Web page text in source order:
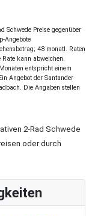
Schwede Preise gegenüber
Angebote
48 monatl. Raten
Rate kann abweichen.
entspricht einem
Angebot der Santander
Die Angaben stellen
2-Rad Schwede
oder durch